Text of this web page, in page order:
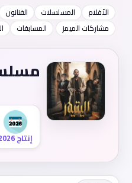
الأفلام المسلسلات الفنانون
مشاركات الميمز
المسابقات
إنتاج 2026